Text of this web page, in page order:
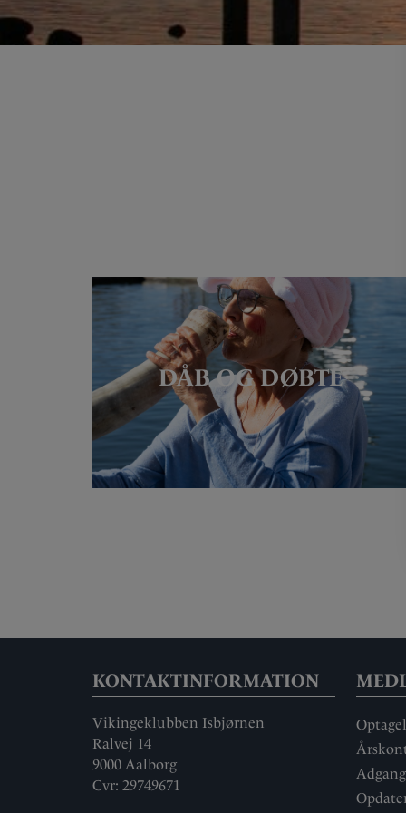
DÅB OG DØBTE
KONTAKTINFORMATION
Vikingeklubben Isbjørnen
Ralvej 14
9000 Aalborg
Cvr: 29749671